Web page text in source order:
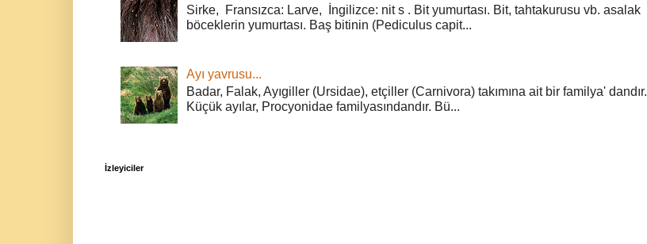
Sirke, Fransızca: Larve, İngilizce: nit s . Bit yumurtası. Bit, tahtakurusu vb. asalak
böceklerin yumurtası. Baş bitinin (Pediculus capit...
Ayı yavrusu...
Badar, Falak, Ayıgiller (Ursidae), etçiller (Carnivora) takımına ait bir familya' dandır.
Küçük ayılar, Procyonidae familyasındandır. Bü...
İzleyiciler